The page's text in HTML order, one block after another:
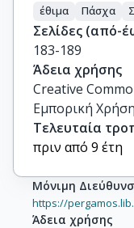
έθιμα Πάσχα
Σελίδες (από-
183-189
Άδεια χρήσης
Creative
Εμπορική
Τελευταία
πριν από 9 έτη
Μόνιμη
https://
Άδεια χρήσης